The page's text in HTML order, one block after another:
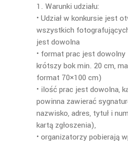
1. Warunki udziału:
• Udział w konkursie jest
wszystkich
jest dowolna
• format prac jest dowolny
krótszy bok min. 20 cm,
format 70×100 cm)
• ilość prac jest dowolna,
powinna zawierać
nazwisko, adres, tytuł i
kartą zgłoszenia),
• organizatorzy pobierają